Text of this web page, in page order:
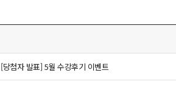
[당첨자 발표] 5월 수강후기 이벤트